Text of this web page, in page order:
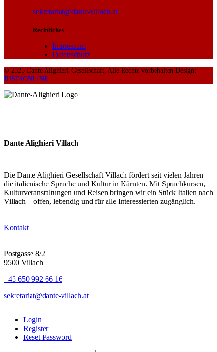
sekretariat@dante-villach.at
Rechtliches
Impressum
Datenschutz
© 2025 Dante Alighieri-Gesellschaft, Alle Rechte vorbehalten Design:
JUST4ONLINE
Dante Alighieri Villach
Die Dante Alighieri Gesellschaft Villach fördert seit vielen Jahren
die italienische Sprache und Kultur in Kärnten. Mit Sprachkursen,
Kulturveranstaltungen und Reisen bringen wir ein Stück Italien nach
Villach – offen, lebendig und für alle Interessierten zugänglich.
Kontakt
Postgasse 8/2
9500 Villach
+43 650 992 66 16
sekretariat@dante-villach.at
Login
Register
Reset Password